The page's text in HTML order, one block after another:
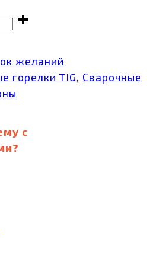
желаний
горелки TIG, Сварочные
с